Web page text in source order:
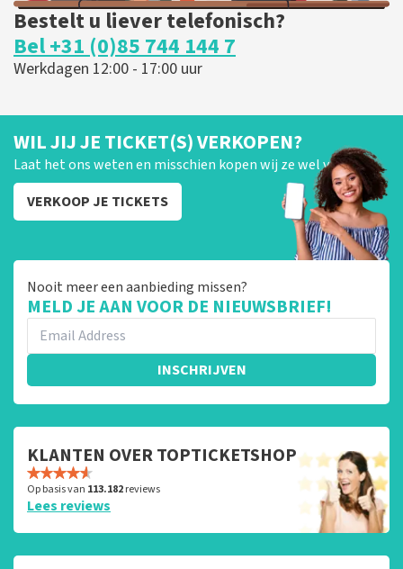
Bestelt u liever telefonisch?
Bel +31 (0)85 744 144 7
Werkdagen 12:00 - 17:00 uur
WIL JIJ JE TICKET(S) VERKOPEN?
Laat het ons weten en misschien kopen wij ze wel van je!
VERKOOP JE TICKETS
Nooit meer een aanbieding missen?
MELD JE AAN VOOR DE NIEUWSBRIEF!
INSCHRIJVEN
KLANTEN OVER TOPTICKETSHOP
Op basis van 113.182reviews
Lees reviews